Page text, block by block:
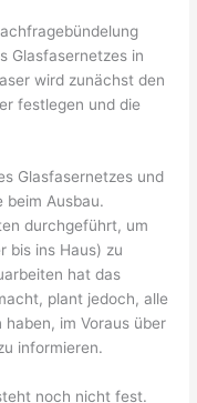
Glasfasernetzes in
wird zunächst den
festlegen und die
Glasfasernetzes und
Ausbau.
durchgeführt, um
bis ins Haus) zu
hat das
plant jedoch, alle
im Voraus über
informieren.
noch nicht fest.